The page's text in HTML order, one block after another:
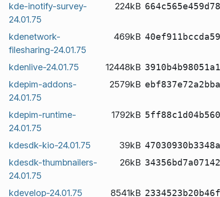
kde-inotify-survey-
24.01.75
224kB
kdenetwork-
filesharing-24.01.75
469kB
kdenlive-24.01.75 12448kB
kdepim-addons-
24.01.75
2579kB
kdepim-runtime-
24.01.75
1792kB
kdesdk-kio-24.01.75 39kB
kdesdk-thumbnailers-
24.01.75
26kB
kdevelop-24.01.75 8541kB